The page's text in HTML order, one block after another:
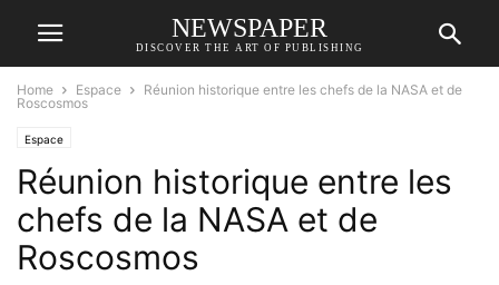
NEWSPAPER
DISCOVER THE ART OF PUBLISHING
Home Espace
Réunion historique entre les chefs de la NASA et de
Roscosmos
Espace
Réunion historique entre les
chefs de la NASA et de
Roscosmos